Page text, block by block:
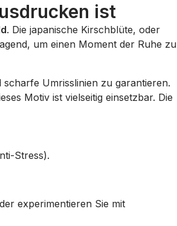
ist
. Die japanische Kirschblüte, oder
um einen Moment der Ruhe zu
Umrisslinien zu garantieren.
Motiv ist vielseitig einsetzbar. Die
Stress).
experimentieren Sie mit